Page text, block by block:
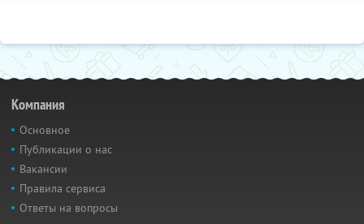
Компания
Основное
Публикации о нас
Вакансии
Правила сервиса
Ответы на вопросы